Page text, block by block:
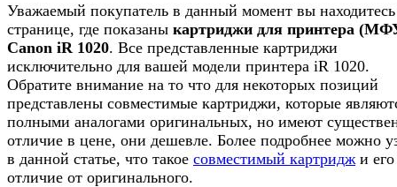
Уважаемый покупатель в данный момент вы
странице, где показаны картриджи для принтера
Canon iR 1020. Все представленные картриджи
исключительно для вашей модели принтера iR 1020.
Обратите внимание на то что для некоторых позиций
представлены совместимые картриджи, которые
полными аналогами оригинальных, но имеют
отличие в цене, они дешевле. Более подробнее можно
в данной статье, что такое совместимый картридж и его
отличие от оригинального.